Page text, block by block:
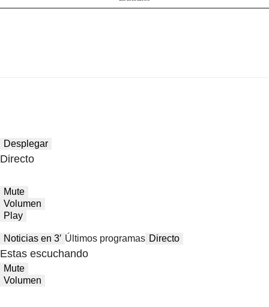
Desplegar
Directo
Mute
Volumen
Play
Noticias en 3′ Últimos programas Directo
Estas escuchando
Mute
Volumen